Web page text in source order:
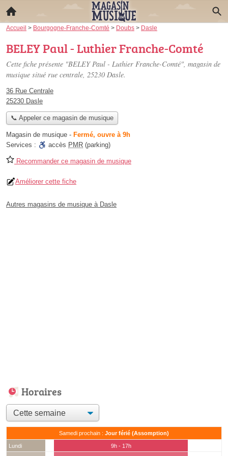
Accueil > Bourgogne-Franche-Comté > Doubs > Dasle
BELEY Paul - Luthier Franche-Comté
Cette fiche présente "BELEY Paul - Luthier Franche-Comté", magasin de
musique situé rue centrale, 25230 Dasle.
36 Rue Centrale
25230 Dasle
📞 Appeler ce magasin de musique
Magasin de musique - Fermé, ouvre à 9h
Services :
accès PMR (parking)
Recommander ce magasin de musique
Améliorer cette fiche
Autres magasins de musique à Dasle
Horaires
Samedi prochain : Jour férié (Assomption)
Lundi
9h - 17h